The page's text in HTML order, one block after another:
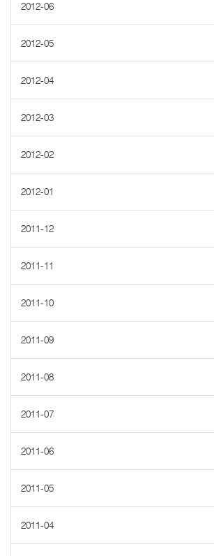
2012-06
2012-05
2012-04
2012-03
2012-02
2012-01
2011-12
2011-11
2011-10
2011-09
2011-08
2011-07
2011-06
2011-05
2011-04